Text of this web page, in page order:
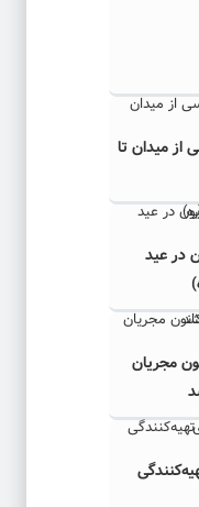
میدان تا
در عید
مجریان